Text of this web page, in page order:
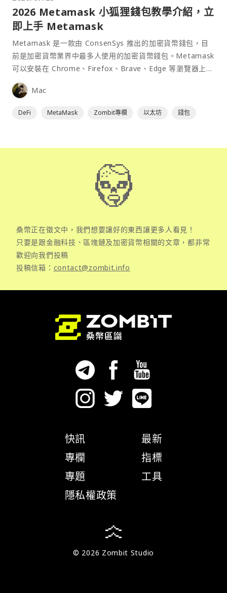
2026 Metamask 小狐狸錢包教學介紹，立
即上手 Metamask
Metamask 是一款由 ConsenSys 推出的加密貨幣錢包，目
前是加密貨幣業界中最多人使用的加密貨幣錢包。Metamask
可以安裝在 Chrome、Firefox、Brave、Edge 等瀏覽器上作
為插件使用，具備許多功能且使用上非常方便。
Mac
DeFi MetaMask Zombit專欄 以太坊 錢包
桑幣正在徵文中，我們想要讓好的東西讓更多人看見！
只要是跟金融科技、區塊鏈及加密貨幣相關的文章，都非常
歡迎向我們投稿
投稿信箱： contact@zombit.info
快訊
專欄
專題
隱私權政策
最新
指標
工具
© 2026 Zombit Studio